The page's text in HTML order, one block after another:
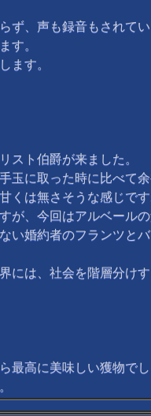
、声も録音もされてい
す。
ます。
スト伯爵が来ました。
に取った時に比べて
くは無さそうな感じです
、今回はアルベール
婚約者のフランツと
は、社会を階層分け
最高に美味しい獲物でし